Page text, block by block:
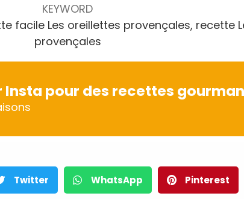
KEYWORD
facile Les oreillettes provençales, recette
provençales
Insta pour des recettes
Twitter WhatsApp Pinterest